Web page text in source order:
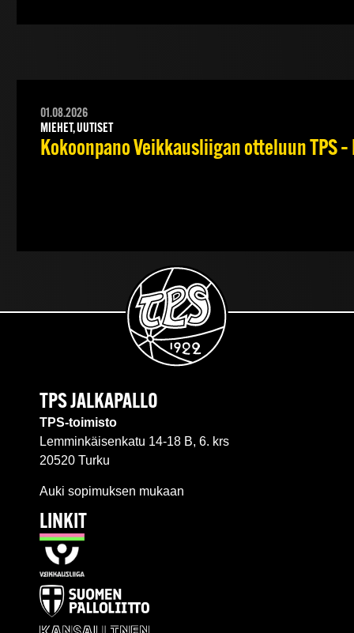
01.08.2026
MIEHET, UUTISET
Kokoonpano Veikkausliigan otteluun TPS
TPS JALKAPALLO
TPS-toimisto
Lemminkäisenkatu 14-18 B, 6. krs
20520 Turku
Auki sopimuksen mukaan
LINKIT